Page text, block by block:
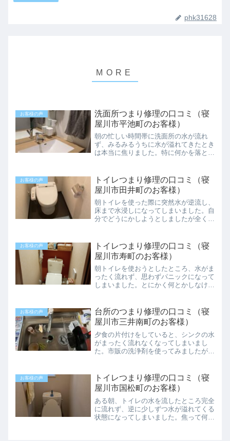
phk31628
お客様の声
洗面所つまり修理の口コミ（寝
屋川市平池町のお客様）
朝の忙しい時間帯に洗面所の水が流れ
ず、みるみるうちに水が溢れてきたとき
は本当に焦りました。特に何かを落とし
ので、すぐにネットで業者さんを探して
電話しました。連絡後すぐに来...
お客様の声
トイレつまり修理の口コミ（寝
屋川市田井町のお客様）
朝トイレを使った際に突然水が逆流し、
床まで水浸しになってしまいました。自
分でどうにかしようとしましたが全く歯
ました。口コミの評判が良かったのでこ
ちらの業者さんに連絡した...
お客様の声
トイレつまり修理の口コミ（寝
屋川市寿町のお客様）
朝トイレを使おうとしたところ、水がま
ったく流れず、思わずパニックになって
しまいました。とにかく何とかしなけれ
すが、状況は悪化する一方で、水位がど
んどん上がり、ついには溢...
お客様の声
台所のつまり修理の口コミ（寝
屋川市三井南町のお客様）
夕食の片付けをしていると、シンクの水
がまったく流れなくなってしまいまし
た。市販の洗浄剤を使ってみましたが、
今回も連絡させていただきました。電話
してからすぐに駆けつけてく...
お客様の声
トイレつまり修理の口コミ（寝
屋川市国松町のお客様）
ある朝、トイレの水を流したところ完全
に流れず、逆に少しずつ水が溢れてくる
状態になってしまいました。焦って何度